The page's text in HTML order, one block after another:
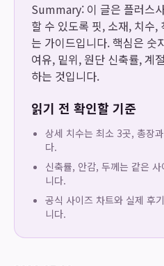
Summary: 이 글은 플러스
할 수 있도록 핏, 소재, 치수,
는 가이드입니다. 핵심은 숫
여유, 밑위, 원단 신축률, 계
하는 것입니다.
읽기 전 확인할 기준
상세 치수는 최소 3곳, 총장
다.
신축률, 안감, 두께는 같은
니다.
공식 사이즈 차트와 실제 후
니다.